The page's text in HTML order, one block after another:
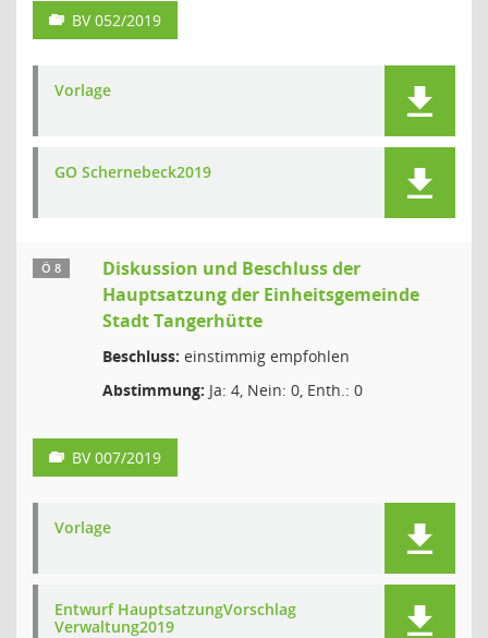
BV 052/2019
Vorlage
GO Schernebeck2019
Ö 8
Diskussion und Beschluss der
Hauptsatzung der Einheitsgemeinde
Stadt Tangerhütte
Beschluss: einstimmig empfohlen
Abstimmung: Ja: 4, Nein: 0, Enth.: 0
BV 007/2019
Vorlage
Entwurf HauptsatzungVorschlag
Verwaltung2019